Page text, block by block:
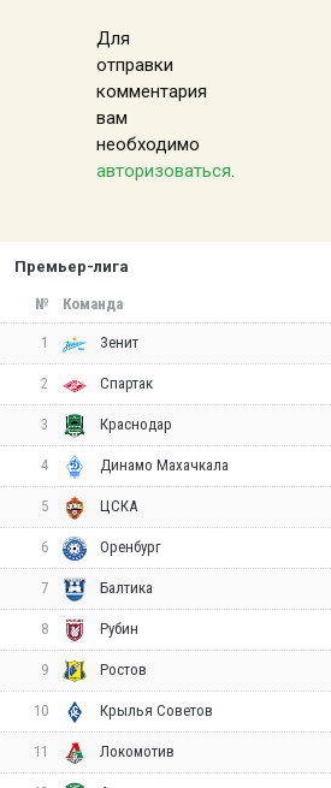
Для
отправки
комментария
вам
необходимо
авторизоваться.
Премьер-лига
№ Команда
1 Зенит
2 Спартак
3 Краснодар
4 Динамо Махачкала
5 ЦСКА
6 Оренбург
7 Балтика
8 Рубин
9 Ростов
10 Крылья Советов
11 Локомотив